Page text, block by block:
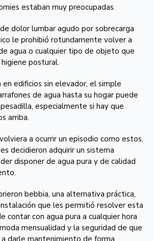
estaban muy preocupadas.
dolor lumbar agudo por sobrecarga
le prohibió rotundamente volver a
agua o cualquier tipo de objeto que
postural.
en edificios sin elevador, el simple
de agua hasta su hogar puede
especialmente si hay que
arriba.
a ocurrir un episodio como estos,
decidieron adquirir un sistema
disponer de agua pura y de calidad
bebbia, una alternativa práctica,
que les permitió resolver esta
contar con agua pura a cualquier hora
mensualidad y la seguridad de que
darle mantenimiento de forma